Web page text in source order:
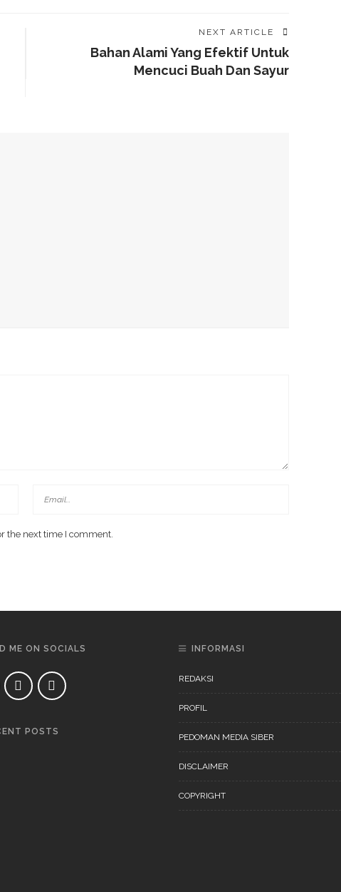
NEXT ARTICLE
Bahan Alami Yang Efektif Untuk
Mencuci Buah Dan Sayur
the next time I comment.
ME ON SOCIALS
POSTS
INFORMASI
REDAKSI
PROFIL
PEDOMAN MEDIA SIBER
DISCLAIMER
COPYRIGHT